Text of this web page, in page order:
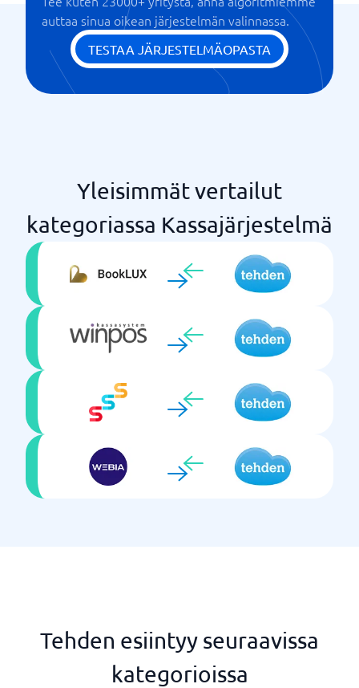
auttaa sinua oikean järjestelmän valinnassa.
TESTAA JÄRJESTELMÄOPASTA
Yleisimmät vertailut
kategoriassa Kassajärjestelmä
Tehden esiintyy seuraavissa
kategorioissa